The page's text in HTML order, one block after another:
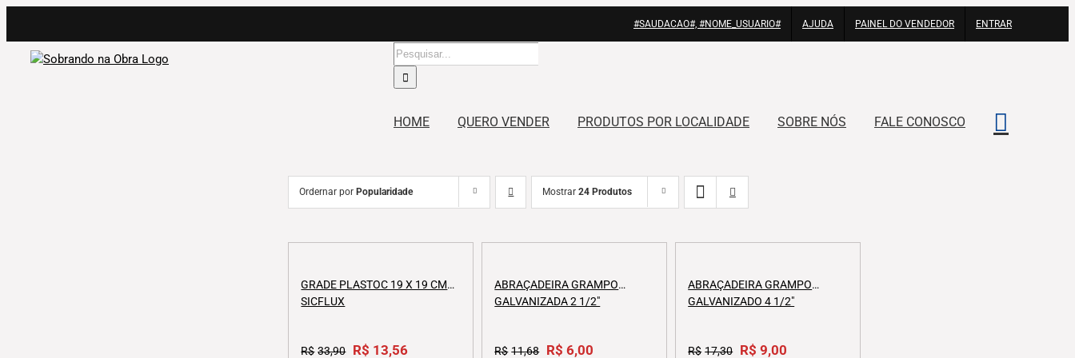
conteúdo
#SAUDACAO#, #NOME_USUARIO# AJUDA PAINEL DO VENDEDOR ENTRAR
Buscar
resultados
para:
HOME QUERO VENDER PRODUTOS POR LOCALIDADE SOBRE NÓS FALE CONOSCO
Ordernar por Popularidade Mostrar24 Produtos
GRADE PLASTOC 19 X 19 CM
SICFLUX
R$ 33,90 Original
R$ 13,56
ABRAÇADEIRA GRAMPO
GALVANIZADA 2 1/2″
R$ 11,68
Original
R$ 6,00
ABRAÇADEIRA GRAMPO
GALVANIZADO 4 1/2″
R$ 17,30
Original
R$ 9,00